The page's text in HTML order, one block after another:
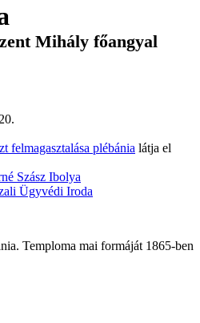
Mihály főangyal
felmagasztalása plébánia látja el
Szász Ibolya
Ügyvédi Iroda
Temploma mai formáját 1865-ben